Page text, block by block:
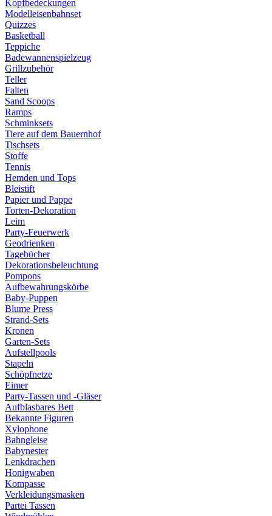
Kopfbedeckungen
Modelleisenbahnset
Quizzes
Basketball
Teppiche
Badewannenspielzeug
Grillzubehör
Teller
Falten
Sand Scoops
Ramps
Schminksets
Tiere auf dem Bauernhof
Tischsets
Stoffe
Tennis
Hemden und Tops
Bleistift
Papier und Pappe
Torten-Dekoration
Leim
Party-Feuerwerk
Geodrienken
Tagebücher
Dekorationsbeleuchtung
Pompons
Aufbewahrungskörbe
Baby-Puppen
Blume Press
Strand-Sets
Kronen
Garten-Sets
Aufstellpools
Stapeln
Schöpfnetze
Eimer
Party-Tassen und -Gläser
Aufblasbares Bett
Bekannte Figuren
Xylophone
Bahngleise
Babynester
Lenkdrachen
Honigwaben
Kompasse
Verkleidungsmasken
Partei Tassen